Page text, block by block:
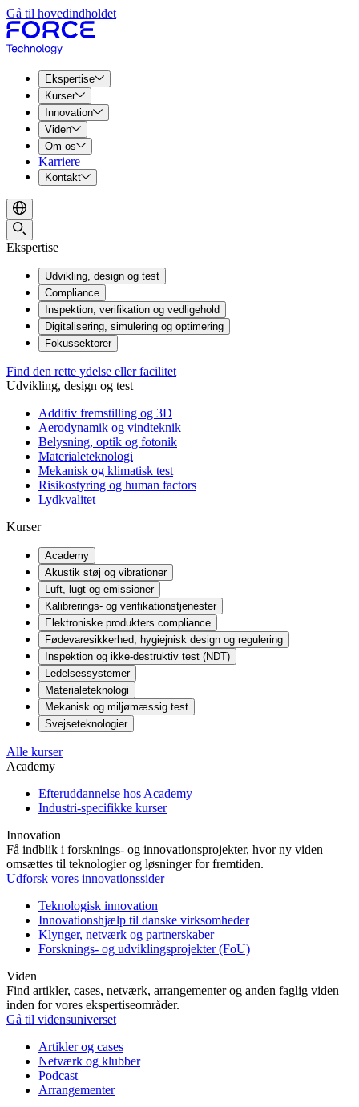
Gå til hovedindholdet
Ekspertise
Kurser
Innovation
Viden
Om os
Karriere
Kontakt
Ekspertise
Udvikling, design og test
Compliance
Inspektion, verifikation og vedligehold
Digitalisering, simulering og optimering
Fokussektorer
Find den rette ydelse eller facilitet
Udvikling, design og test
Additiv fremstilling og 3D
Aerodynamik og vindteknik
Belysning, optik og fotonik
Materialeteknologi
Mekanisk og klimatisk test
Risikostyring og human factors
Lydkvalitet
Kurser
Academy
Akustik støj og vibrationer
Luft, lugt og emissioner
Kalibrerings- og verifikationstjenester
Elektroniske produkters compliance
Fødevaresikkerhed, hygiejnisk design og regulering
Inspektion og ikke-destruktiv test (NDT)
Ledelsessystemer
Materialeteknologi
Mekanisk og miljømæssig test
Svejseteknologier
Alle kurser
Academy
Efteruddannelse hos Academy
Industri-specifikke kurser
Innovation
Få indblik i forsknings- og innovationsprojekter, hvor ny viden
omsættes til teknologier og løsninger for fremtiden.
Udforsk vores innovationssider
Teknologisk innovation
Innovationshjælp til danske virksomheder
Klynger, netværk og partnerskaber
Forsknings- og udviklingsprojekter (FoU)
Viden
Find artikler, cases, netværk, arrangementer og anden faglig viden
inden for vores ekspertiseområder.
Gå til vidensuniverset
Artikler og cases
Netværk og klubber
Podcast
Arrangementer